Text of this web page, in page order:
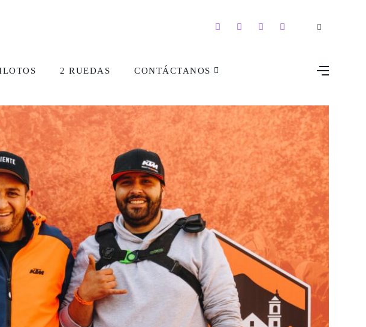
2 RUEDAS CONTÁCTANOS